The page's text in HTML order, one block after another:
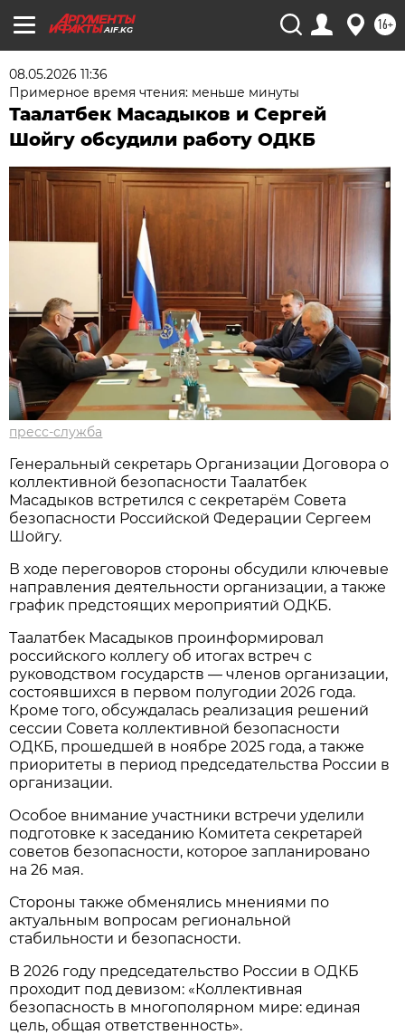
AIF.KG 16+
08.05.2026 11:36
Примерное время чтения: меньше минуты
Таалатбек Масадыков и Сергей
Шойгу обсудили работу ОДКБ
пресс-служба
Генеральный секретарь Организации Договора о
коллективной безопасности Таалатбек
Масадыков встретился с секретарём Совета
безопасности Российской Федерации Сергеем
Шойгу.
В ходе переговоров стороны обсудили ключевые
направления деятельности организации, а также
график предстоящих мероприятий ОДКБ.
Таалатбек Масадыков проинформировал
российского коллегу об итогах встреч с
руководством государств — членов организации,
состоявшихся в первом полугодии 2026 года.
Кроме того, обсуждалась реализация решений
сессии Совета коллективной безопасности
ОДКБ, прошедшей в ноябре 2025 года, а также
приоритеты в период председательства России в
организации.
Особое внимание участники встречи уделили
подготовке к заседанию Комитета секретарей
советов безопасности, которое запланировано
на 26 мая.
Стороны также обменялись мнениями по
актуальным вопросам региональной
стабильности и безопасности.
В 2026 году председательство России в ОДКБ
проходит под девизом: «Коллективная
безопасность в многополярном мире: единая
цель, общая ответственность».